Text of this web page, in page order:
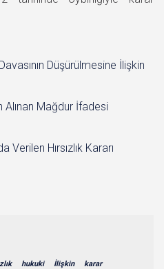
Düşürülmesine İlişkin
Alınan Mağdur İfadesi
Hırsızlık Kararı
hukuki İlişkin karar